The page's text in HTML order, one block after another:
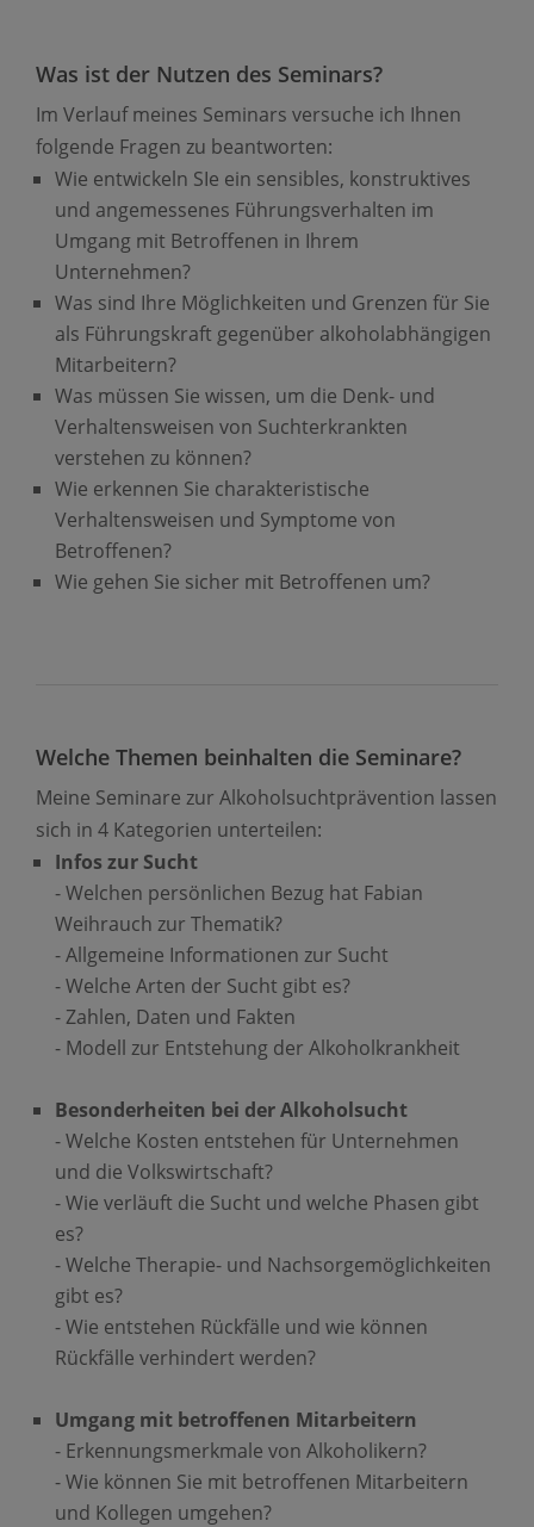
Was ist der Nutzen des Seminars?
Im Verlauf meines Seminars versuche ich Ihnen
folgende Fragen zu beantworten:
Wie entwickeln SIe ein sensibles, konstruktives
und angemessenes Führungsverhalten im
Umgang mit Betroffenen in Ihrem
Unternehmen?
Was sind Ihre Möglichkeiten und Grenzen für Sie
als Führungskraft gegenüber alkoholabhängigen
Mitarbeitern?
Was müssen Sie wissen, um die Denk- und
Verhaltensweisen von Suchterkrankten
verstehen zu können?
Wie erkennen Sie charakteristische
Verhaltensweisen und Symptome von
Betroffenen?
Wie gehen Sie sicher mit Betroffenen um?
Welche Themen beinhalten die Seminare?
Meine Seminare zur Alkoholsuchtprävention lassen
sich in 4 Kategorien unterteilen:
Infos zur Sucht
- Welchen persönlichen Bezug hat Fabian
Weihrauch zur Thematik?
- Allgemeine Informationen zur Sucht
- Welche Arten der Sucht gibt es?
- Zahlen, Daten und Fakten
- Modell zur Entstehung der Alkoholkrankheit
Besonderheiten bei der Alkoholsucht
- Welche Kosten entstehen für Unternehmen
und die Volkswirtschaft?
- Wie verläuft die Sucht und welche Phasen gibt
es?
- Welche Therapie- und Nachsorgemöglichkeiten
gibt es?
- Wie entstehen Rückfälle und wie können
Rückfälle verhindert werden?
Umgang mit betroffenen Mitarbeitern
- Erkennungsmerkmale von Alkoholikern?
- Wie können Sie mit betroffenen Mitarbeitern
und Kollegen umgehen?